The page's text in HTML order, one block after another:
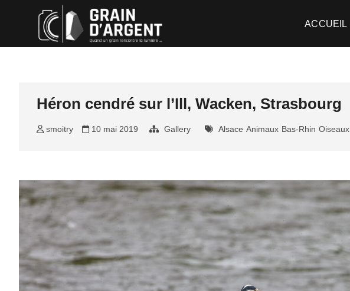
ACCUEIL
Héron cendré sur l’Ill, Wacken, Strasbourg
smoitry 10 mai 2019 Gallery Alsace Animaux Bas-Rhin Oiseaux